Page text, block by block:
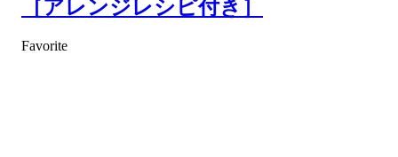
［アレンジレシピ付き］
Favorite